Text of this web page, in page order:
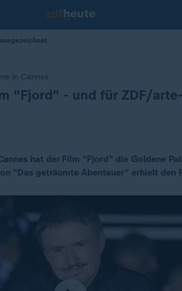
in Cannes
"Fjord" - und für ZDF/
hat der Film "Fjord" die Goldene
"Das geträumte Abenteuer" erhielt den